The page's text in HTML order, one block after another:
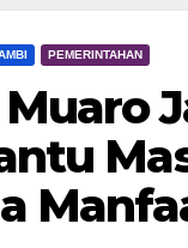
PEMERINTAHAN